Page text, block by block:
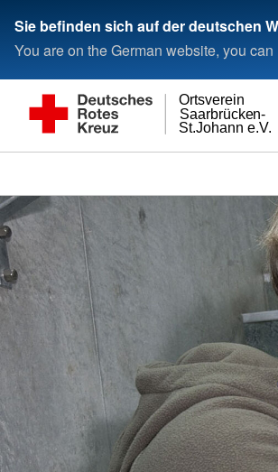
Sie befinden sich auf der deutschen
You are on the German website, you
St.Johann e.V.
Saarbrücken-
Ortsverein